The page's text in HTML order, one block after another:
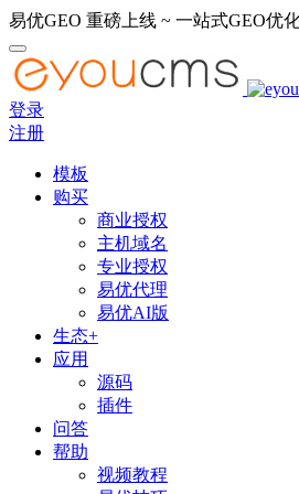
易优GEO 重磅上线 ~ 一站式GEO优
登录
注册
模板
购买
商业授权
主机域名
专业授权
易优代理
易优AI版
生态+
应用
源码
插件
问答
帮助
视频教程